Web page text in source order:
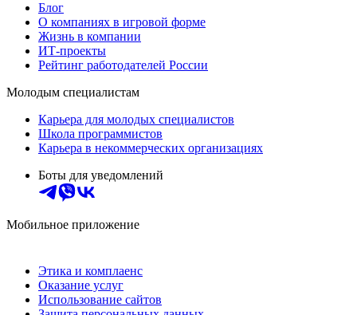
Блог
О компаниях в игровой форме
Жизнь в компании
ИТ-проекты
Рейтинг работодателей России
Молодым специалистам
Карьера для молодых специалистов
Школа программистов
Карьера в некоммерческих организациях
Боты для уведомлений
Мобильное приложение
Этика и комплаенс
Оказание услуг
Использование сайтов